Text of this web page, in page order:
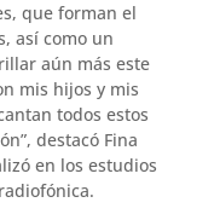
que forman el
así como un
aún más este
mis hijos y mis
todos estos
destacó Fina
en los estudios